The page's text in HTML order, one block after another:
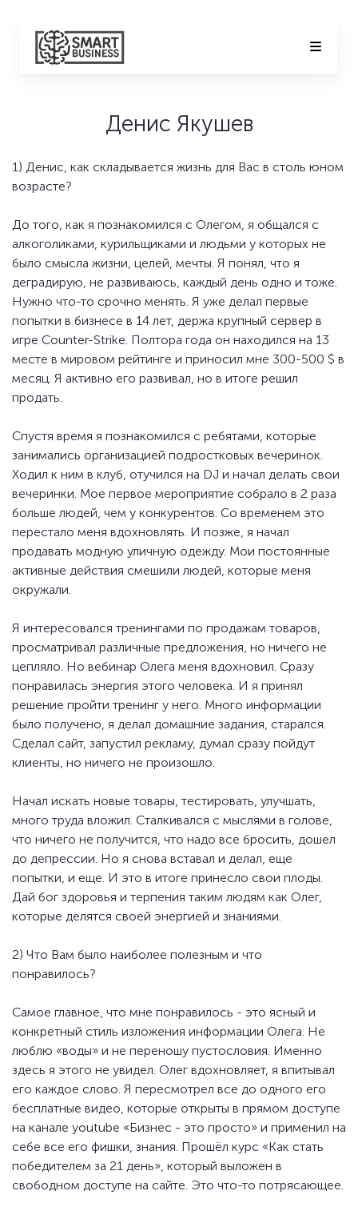
Денис Якушев
1) Денис, как складывается жизнь для Вас в столь юном
возрасте?
До того, как я познакомился с Олегом, я общался с
алкоголиками, курильщиками и людьми у которых не
было смысла жизни, целей, мечты. Я понял, что я
деградирую, не развиваюсь, каждый день одно и тоже.
Нужно что-то срочно менять. Я уже делал первые
попытки в бизнесе в 14 лет, держа крупный сервер в
игре Counter-Strike. Полтора года он находился на 13
месте в мировом рейтинге и приносил мне 300-500 $ в
месяц. Я активно его развивал, но в итоге решил
продать.
Спустя время я познакомился с ребятами, которые
занимались организацией подростковых вечеринок.
Ходил к ним в клуб, отучился на DJ и начал делать свои
вечеринки. Мое первое мероприятие собрало в 2 раза
больше людей, чем у конкурентов. Со временем это
перестало меня вдохновлять. И позже, я начал
продавать модную уличную одежду. Мои постоянные
активные действия смешили людей, которые меня
окружали.
Я интересовался тренингами по продажам товаров,
просматривал различные предложения, но ничего не
цепляло. Но вебинар Олега меня вдохновил. Сразу
понравилась энергия этого человека. И я принял
решение пройти тренинг у него. Много информации
было получено, я делал домашние задания, старался.
Сделал сайт, запустил рекламу, думал сразу пойдут
клиенты, но ничего не произошло.
Начал искать новые товары, тестировать, улучшать,
много труда вложил. Сталкивался с мыслями в голове,
что ничего не получится, что надо все бросить, дошел
до депрессии. Но я снова вставал и делал, еще
попытки, и еще. И это в итоге принесло свои плоды.
Дай бог здоровья и терпения таким людям как Олег,
которые делятся своей энергией и знаниями.
2) Что Вам было наиболее полезным и что
понравилось?
Самое главное, что мне понравилось - это ясный и
конкретный стиль изложения информации Олега. Не
люблю «воды» и не переношу пустословия. Именно
здесь я этого не увидел. Олег вдохновляет, я впитывал
его каждое слово. Я пересмотрел все до одного его
бесплатные видео, которые открыты в прямом доступе
на канале youtube «Бизнес - это просто» и применил на
себе все его фишки, знания. Прошёл курс «Как стать
победителем за 21 день», который выложен в
свободном доступе на сайте. Это что-то потрясающее.